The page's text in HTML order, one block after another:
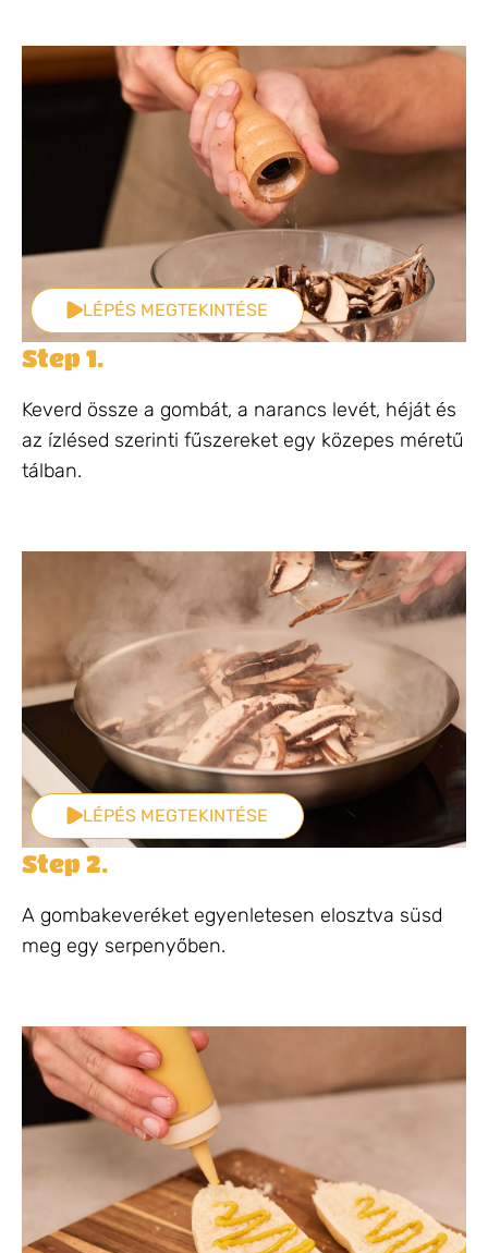
LÉPÉS MEGTEKINTÉSE
Step 1.
Keverd össze a gombát, a narancs levét, héját és
az ízlésed szerinti fűszereket egy közepes méretű
tálban.
LÉPÉS MEGTEKINTÉSE
Step 2.
A gombakeveréket egyenletesen elosztva süsd
meg egy serpenyőben.